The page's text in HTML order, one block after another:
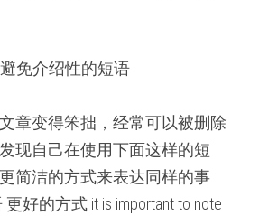
避免介绍性的短语
章变得笨拙，经常可以被删除
现自己在使用下面这样的短
简洁的方式来表达同样的事
好的方式 it is important to note